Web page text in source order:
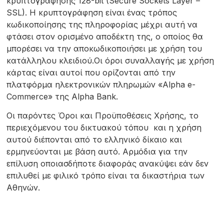
SSL). Η κρυπτογράφηση είναι ένας τρόπος
κωδικοποίησης της πληροφορίας μέχρι αυτή να
φτάσει στον ορισμένο αποδέκτη της, ο οποίος θα
μπορέσει να την αποκωδικοποιήσει με χρήση του
κατάλληλου κλειδιού.Οι όροι συναλλαγής με χρήση
κάρτας είναι αυτοί που ορίζονται από την
πλατφόρμα ηλεκτρονικών πληρωμών «Alpha e-
Commerce» της Alpha Bank.
Οι παρόντες Όροι και Προϋποθέσεις Χρήσης, το
περιεχόμενου του δικτυακού τόπου και η χρήση
αυτού διέπονται από το ελληνικό δίκαιο και
ερμηνεύονται με βάση αυτό. Αρμόδια για την
επίλυση οποιασδήποτε διαφοράς ανακύψει εάν δεν
επιλυθεί με φιλικό τρόπο είναι τα δικαστήρια των
Αθηνών.